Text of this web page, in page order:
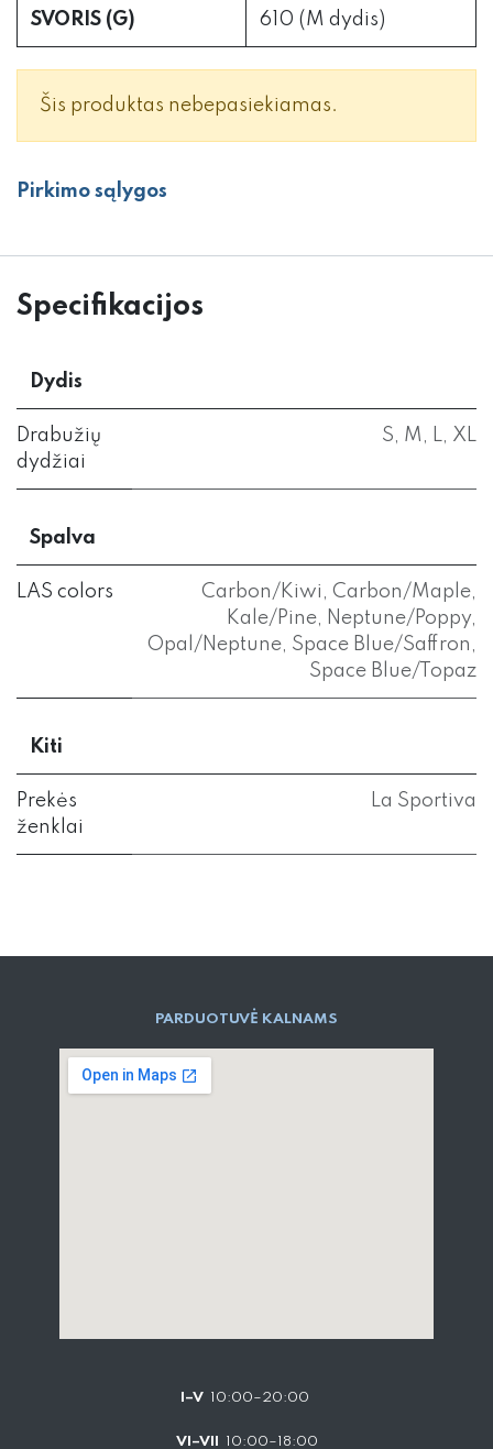
SVORIS (G) 610 (M dydis)
Šis produktas nebepasiekiamas.
Pirkimo sąlygos
Specifikacijos
Dydis
Drabužių
dydžiai
S, M , L, XL
Spalva
LAS colors Carbon/Kiwi , Carbon/Maple,
Kale/Pine, Neptune/Poppy,
Opal/Neptune, Space Blue/Saffron ,
Space Blue/Topaz
Kiti
Prekės
ženklai
La Sportiva
PARD​UOTUVĖ​ KALNAMS
I–V 10:00–20:00
VI–VII 10:00–18:00